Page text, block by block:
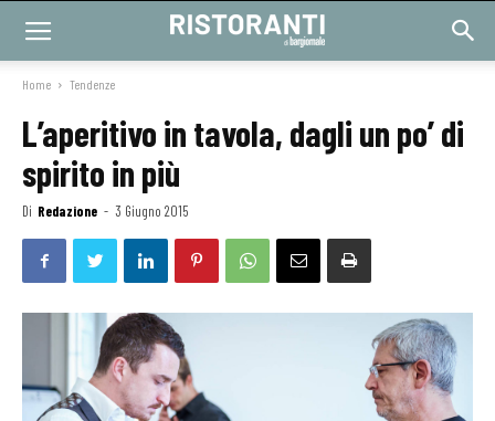
Home Tendenze
L’aperitivo in tavola, dagli un po’ di
spirito in più
Di Redazione - 3 Giugno 2015